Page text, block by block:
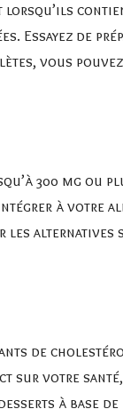
de
vous
300 mg ou
à votre
alternatives
de
sur votre
desserts à